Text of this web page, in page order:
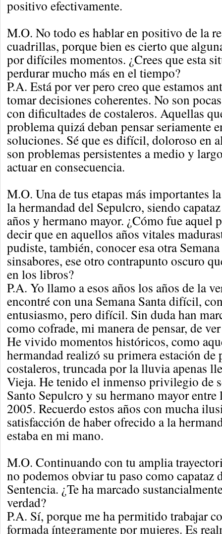
positivo efectivamente.
M.O. No todo es hablar en positivo de la
cuadrillas, porque bien es cierto que
por difíciles momentos. ¿Crees que esta
perdurar mucho más en el tiempo?
P.A. Está por ver pero creo que estamos
tomar decisiones coherentes. No son
con dificultades de costaleros. Aquellas
problema quizá deban pensar seriamente
soluciones. Sé que es difícil, doloroso en
son problemas persistentes a medio y
actuar en consecuencia.
M.O. Una de tus etapas más importantes
la hermandad del Sepulcro, siendo
años y hermano mayor. ¿Cómo fue aquel
decir que en aquellos años vitales
pudiste, también, conocer esa otra
sinsabores, ese otro contrapunto oscuro
en los libros?
P.A. Yo llamo a esos años los años de la
encontré con una Semana Santa difícil,
entusiasmo, pero difícil. Sin duda han
como cofrade, mi manera de pensar, de
He vivido momentos históricos, como
hermandad realizó su primera estación de
costaleros, truncada por la lluvia apenas
Vieja. He tenido el inmenso privilegio de
Santo Sepulcro y su hermano mayor
2005. Recuerdo estos años con mucha
satisfacción de haber ofrecido a la
estaba en mi mano.
M.O. Continuando con tu amplia
no podemos obviar tu paso como capataz
Sentencia. ¿Te ha marcado
verdad?
P.A. Sí, porque me ha permitido trabajar
formada íntegramente por mujeres. Es